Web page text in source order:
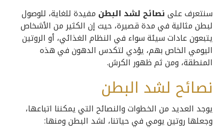
سنتعرف علىنصائح لشد البطن مفيدة للغاية، للوصول
لبطن مثالية في مدة قصيرة، حيث إن الكثير من الأشخاص
يتبعون عادات سيئة سواء في النظام الغذائي، أو الروتين
اليومي الخاص بهم، يؤدي لتكدس الدهون في هذه
المنطقة، ومن ثم ظهور الكرش.
نصائح لشد البطن
يوجد العديد من الخطوات والنصائح التي يمكننا اتباعها،
وجعلها روتين يومي في حياتنا، لشد البطن ومنها: